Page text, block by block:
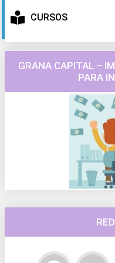
CURSOS
GRANA CAPITAL –
PARA